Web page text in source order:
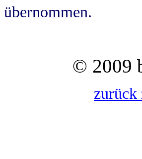
übernommen.
© 2009
zurück